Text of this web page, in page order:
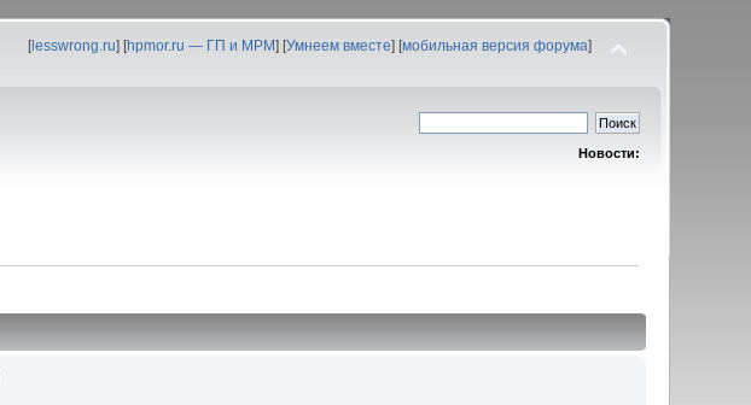
[lesswrong.ru] [hpmor.ru — ГП и МРМ] [Умнеем вместе] [мобильная версия форума]
Новости: